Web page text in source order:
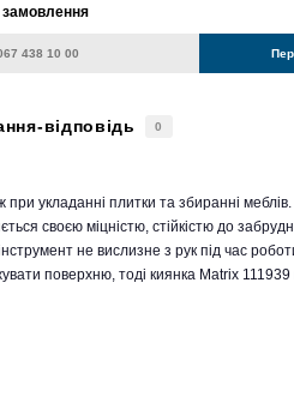
відповідь 0
укладанні плитки та збиранні
своєю міцністю, стійкістю до
не вислизне з рук під час
поверхню, тоді киянка Matrix 111939